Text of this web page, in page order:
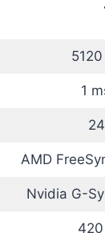
1
AMD
Nvidia G-